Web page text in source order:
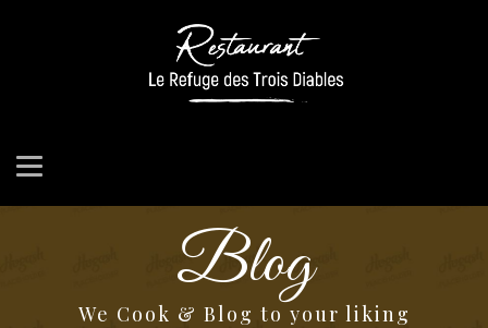
Blog
We Cook & Blog to your liking